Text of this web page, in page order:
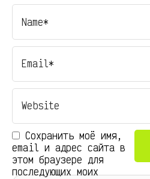
Сохранить моё имя,
email и адрес сайта в
этом браузере для
последующих моих